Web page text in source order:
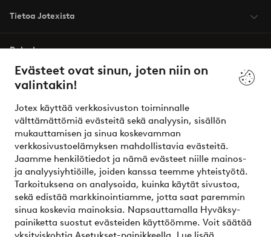
Evästeet ovat sinun, joten niin on
valintakin!
Jotex käyttää verkkosivuston toiminnalle
välttämättömiä evästeitä sekä analyysin, sisällön
mukauttamisen ja sinua koskevamman
verkkosivustoelämyksen mahdollistavia evästeitä.
Jaamme henkilötiedot ja nämä evästeet niille mainos-
ja analyysiyhtiöille, joiden kanssa teemme yhteistyötä.
Tarkoituksena on analysoida, kuinka käytät sivustoa,
sekä edistää markkinointiamme, jotta saat paremmin
sinua koskevia mainoksia. Napsauttamalla Hyväksy-
painiketta suostut evästeiden käyttöömme. Voit säätää
Tietoa Jotexista
Palvelumme
Ehdot
Ystävät
Turvalliset maksut – maksa nyt tai erissä
Haluatko tietää lisää maksuvaihtoehdoistamme?
elpy